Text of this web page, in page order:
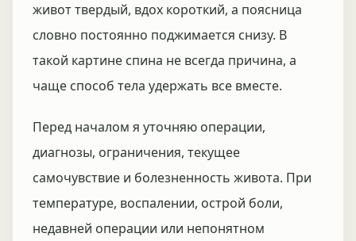
живот твердый, вдох короткий, а поясница
словно постоянно поджимается снизу. В
такой картине спина не всегда причина, а
чаще способ тела удержать все вместе.
Перед началом я уточняю операции,
диагнозы, ограничения, текущее
самочувствие и болезненность живота. При
температуре, воспалении, острой боли,
недавней операции или непонятном